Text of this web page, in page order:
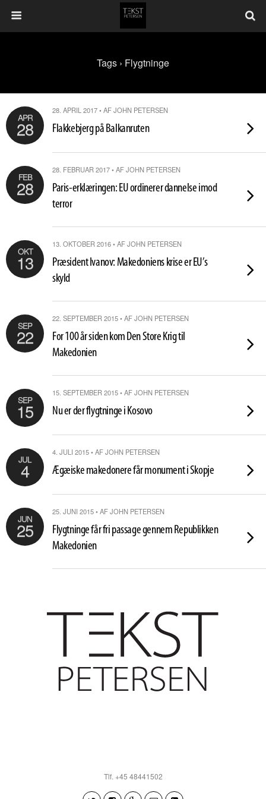
Tags › Flygtninge
APR
28
28. APRIL 2017 • AF JOHN PETERSEN
Flakkebjerg på Balkanruten
FEB
28
28. FEBRUAR 2017 • AF JOHN PETERSEN
Paris-erklæringen: EU ordinerer dannelse imod
terror
OKT
13
13. OKTOBER 2016 • AF JOHN PETERSEN
Præsident Ivanov: Makedoniens krise er EU’s
skyld
SEP
22
22. SEPTEMBER 2015 • AF JOHN PETERSEN
For 100 år siden kom Den Store Krig til
Makedonien
SEP
15
15. SEPTEMBER 2015 • AF JOHN PETERSEN
Nu er der flygtninge i Kosovo
JUL
4
4. JULI 2015 • AF JOHN PETERSEN
Ægæiske makedonere får monument i Skopje
JUN
25
25. JUNI 2015 • AF JOHN PETERSEN
Flygtninge får fri passage gennem Republikken
Makedonien
Tlf. +45 48441502